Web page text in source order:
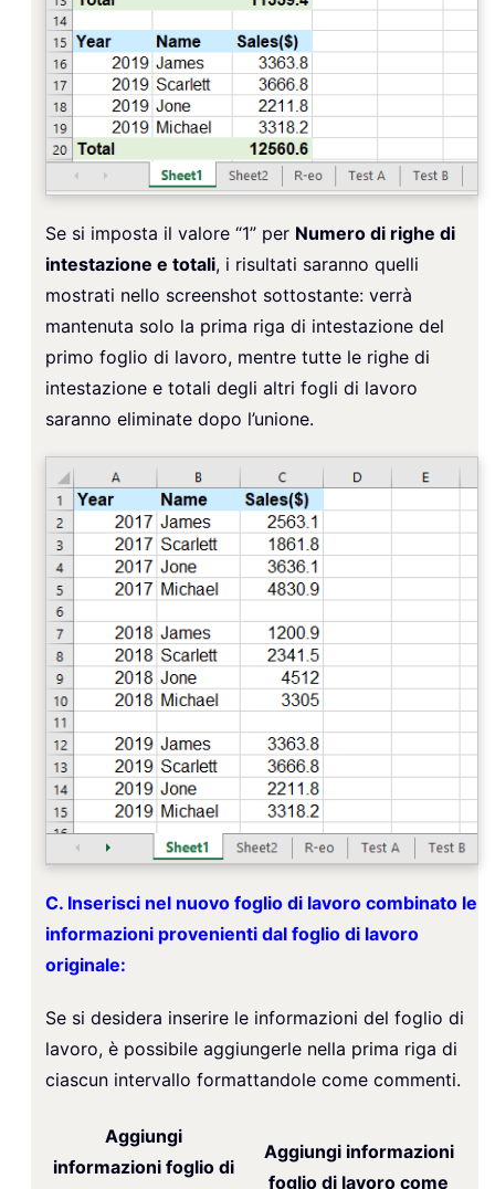
Se si imposta il valore “1” per Numero di righe di
intestazione e totali, i risultati saranno quelli
mostrati nello screenshot sottostante: verrà
mantenuta solo la prima riga di intestazione del
primo foglio di lavoro, mentre tutte le righe di
intestazione e totali degli altri fogli di lavoro
saranno eliminate dopo l’unione.
C. Inserisci nel nuovo foglio di lavoro combinato le
informazioni provenienti dal foglio di lavoro
originale:
Se si desidera inserire le informazioni del foglio di
lavoro, è possibile aggiungerle nella prima riga di
ciascun intervallo formattandole come commenti.
Aggiungi
informazioni foglio di
Aggiungi informazioni
foglio di lavoro come